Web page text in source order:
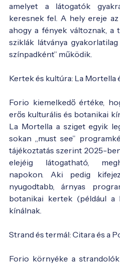
amelyet a látogatók
keresnek fel. A hely ereje
ahogy a fények változnak,
sziklák látványa
színpadként” működik.
Kertek és kultúra: La Mortella
Forio kiemelkedő értéke,
erős kulturális és botanikai
La Mortella a sziget egyik
sokan „must see”
tájékoztatás szerint 2025-
elejéig látogatható,
napokon. Aki pedig
nyugodtabb, árnyas
botanikai kertek (például a
kínálnak.
Strand és termál: Citara és a
Forio környéke a